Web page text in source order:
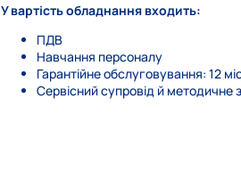
У вартість обладнання входить:
ПДВ
Навчання персоналу
Гарантійне обслуговування: 12
Сервісний супровід й методичне